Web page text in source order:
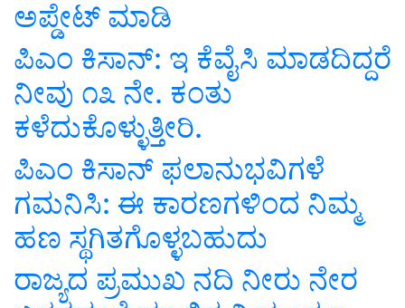
ಅಪ್ಡೇಟ್‌ ಮಾಡಿ
ಪಿಎಂ ಕಿಸಾನ್: ಇ ಕೆವೈಸಿ ಮಾಡದಿದ್ದರೆ
ನೀವು ೧೩ ನೇ. ಕಂತು
ಕಳೆದುಕೊಳ್ಳುತ್ತೀರಿ.
ಪಿಎಂ ಕಿಸಾನ್ ಫಲಾನುಭವಿಗಳೆ
ಗಮನಿಸಿ: ಈ ಕಾರಣಗಳಿಂದ ನಿಮ್ಮ
ಹಣ ಸ್ಥಗಿತಗೊಳ್ಳಬಹುದು
ರಾಜ್ಯದ ಪ್ರಮುಖ ನದಿ ನೀರು ನೇರ